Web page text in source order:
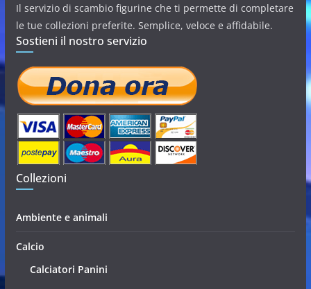
Il servizio di scambio figurine che ti permette di completare
le tue collezioni preferite. Semplice, veloce e affidabile.
Sostieni il nostro servizio
Collezioni
Ambiente e animali
Calcio
Calciatori Panini